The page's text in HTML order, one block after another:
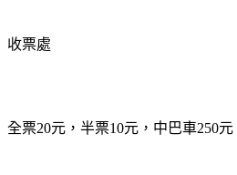
收票處
全票20元，半票10元， 中巴車250